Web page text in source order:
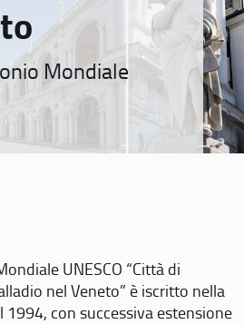
Mondiale
UNESCO “Città di
nel Veneto” è iscritto nella
1994, con successiva estensione